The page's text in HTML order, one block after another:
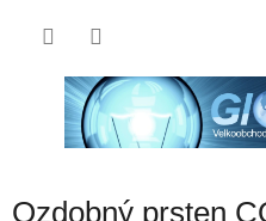
Ozdobný prsten